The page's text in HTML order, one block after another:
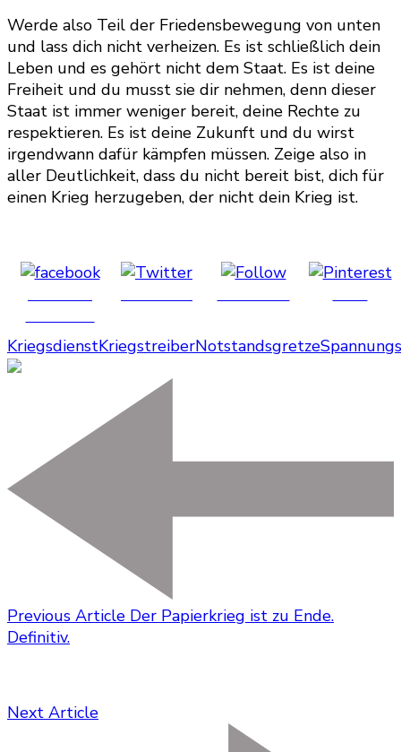
Werde also Teil der Friedensbewegung von unten
und lass dich nicht verheizen. Es ist schließlich dein
Leben und es gehört nicht dem Staat. Es ist deine
Freiheit und du musst sie dir nehmen, denn dieser
Staat ist immer weniger bereit, deine Rechte zu
respektieren. Es ist deine Zukunft und du wirst
irgendwann dafür kämpfen müssen. Zeige also in
aller Deutlichkeit, dass du nicht bereit bist, dich für
einen Krieg herzugeben, der nicht dein Krieg ist.
KriegsdienstKriegstreiberNotstandsgretze
Previous Article Der Papierkrieg ist zu Ende.
Definitiv.
Next Article